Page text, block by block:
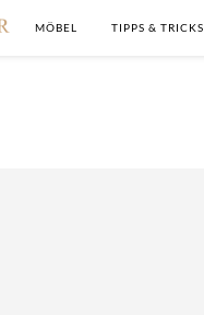
MÖBEL TIPPS & TRICKS